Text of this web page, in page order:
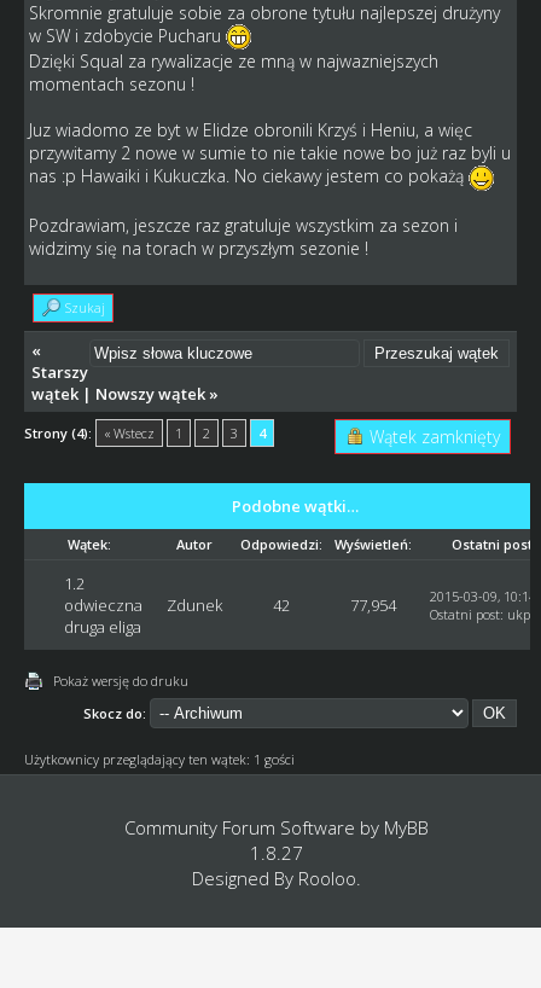
Skromnie gratuluje sobie za obrone tytułu najlepszej drużyny
w SW i zdobycie Pucharu
Dzięki Squal za rywalizacje ze mną w najwazniejszych
momentach sezonu !
Juz wiadomo ze byt w Elidze obronili Krzyś i Heniu, a więc
przywitamy 2 nowe w sumie to nie takie nowe bo już raz byli u
nas :p Hawaiki i Kukuczka. No ciekawy jestem co pokażą
Pozdrawiam, jeszcze raz gratuluje wszystkim za sezon i
widzimy się na torach w przyszłym sezonie !
Szukaj
«
Starszy
wątek| Nowszy wątek»
Strony (4): « Wstecz 1 2 3 4 Wątek zamknięty
Podobne wątki…
Wątek: Autor Odpowiedzi: Wyświetleń: Ostatni post
1.2
odwieczna
druga eliga
Zdunek 42 77,954
2015-03-09,
Ostatni post:
Pokaż wersję do druku
Skocz do:
Użytkownicy przeglądający ten wątek: 1 gości
Community Forum Software by MyBB
1.8.27
Designed By Rooloo.